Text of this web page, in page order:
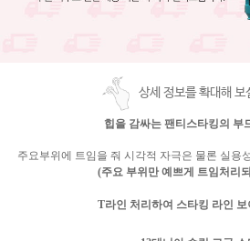
상세 정보를 확대해 보
힙을 감싸는 팬티스타킹의 부
주요부위에 트임을 줘 시각적 자극은 물론 실용
(주요 부위만 예쁘게 트임처리
T라인 처리하여 스타킹 라인 보